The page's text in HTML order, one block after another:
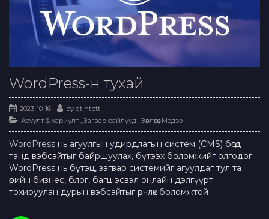
WordPress-н тухай
2023-10-16 by gtjhtbtt
Асуулт & хариулт , Загвар файлууд , Зөвлөгөө,Мэдээ
WordPress нь агуулгын удирдлагын систем (CMS) бөгөөд
танд вэбсайтыг байршуулах, бүтээх боломжийг олгодог.
WordPress нь бүтэц, загвар системийг агуулдаг тул та
өөрийн бизнес, блог, багц эсвэл онлайн дэлгүүрт
тохируулан дурын вэбсайтыг өөрчлөх боломжтой